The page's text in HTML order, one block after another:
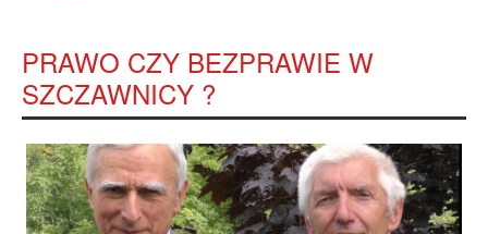
PRAWO CZY BEZPRAWIE W
SZCZAWNICY ?